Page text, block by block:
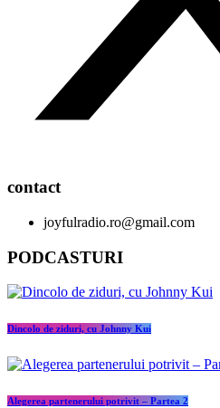
contact
joyfulradio.ro@gmail.com
PODCASTURI
Dincolo de ziduri, cu Johnny Kui
Alegerea partenerului potrivit – Partea 2